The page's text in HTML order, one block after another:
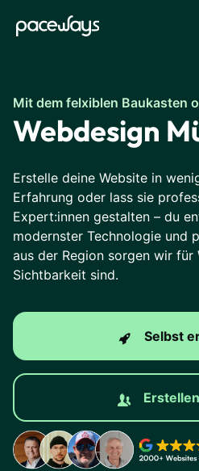
Mit dem felxiblen Baukasten
Webdesign
Erstelle deine Website in
Erfahrung oder lass sie
Expert:innen gestalten – du
modernster Technologie und
aus der Region sorgen wir für
Sichtbarkeit sind.
Selbst